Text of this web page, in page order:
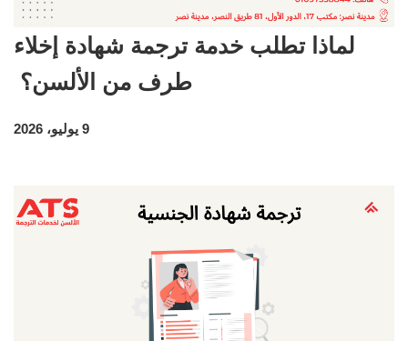
لماذا تطلب خدمة ترجمة شهادة إخلاء
طرف من الألسن؟
9 يوليو، 2026